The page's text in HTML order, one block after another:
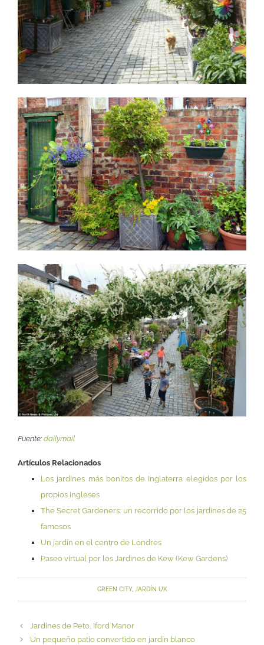
Fuente: dailymail
Artículos Relacionados
Los jardines más bonitos de Inglaterra elegidos por los
propios ingleses
The Secret Gardeners: un recorrido por los jardines de 25
famosos
Un jardín en el centro de Londres
Paseo virtual por los Jardines de Kew (Kew Gardens)
GREEN CITY, JARDÍN UK
Jardines de Peto, Iford Manor
Un pequeño patio convertido en jardín blanco